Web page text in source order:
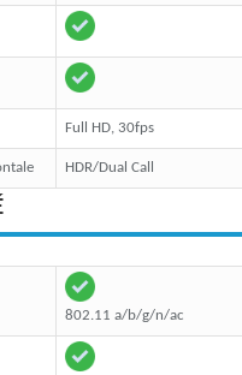
Full HD, 30fps
HDR/Dual Call
802.11 a/b/g/n/ac